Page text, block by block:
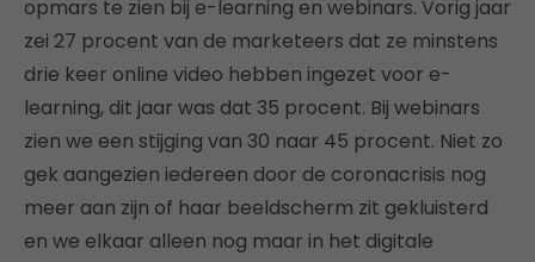
opmars te zien bij e-learning en webinars. Vorig jaar
zei 27 procent van de marketeers dat ze minstens
drie keer online video hebben ingezet voor e-
learning, dit jaar was dat 35 procent. Bij webinars
zien we een stijging van 30 naar 45 procent. Niet zo
gek aangezien iedereen door de coronacrisis nog
meer aan zijn of haar beeldscherm zit gekluisterd
en we elkaar alleen nog maar in het digitale